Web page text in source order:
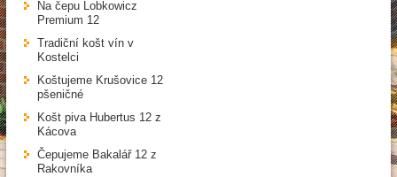
Na čepu Lobkowicz
Premium 12
Tradiční košt vín v
Kostelci
Koštujeme Krušovice 12
pšeničné
Košt piva Hubertus 12 z
Kácova
Čepujeme Bakalář 12 z
Rakovníka